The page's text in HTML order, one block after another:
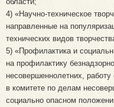
4) «Научно-техническое
направленные на
технических видов
5) «Профилактика и
на профилактику
несовершеннолетних,
в комитете по делам
социально опасном